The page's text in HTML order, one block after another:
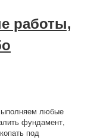
работы,
любые
фундамент,
под